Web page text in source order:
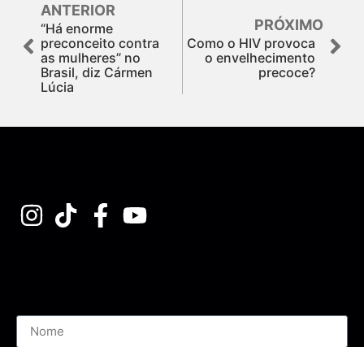
ANTERIOR
“Há enorme
preconceito contra
as mulheres” no
Brasil, diz Cármen
Lúcia
PRÓXIMO
Como o HIV provoca
o envelhecimento
precoce?